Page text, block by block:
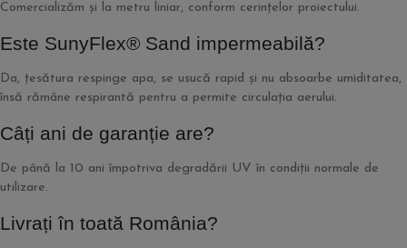
Comercializăm și la metru liniar, conform cerințelor proiectului.
Este SunyFlex® Sand impermeabilă?
Da, țesătura respinge apa, se usucă rapid și nu absoarbe umiditatea,
însă rămâne respirantă pentru a permite circulația aerului.
Câți ani de garanție are?
De până la 10 ani împotriva degradării UV în condiții normale de
utilizare.
Livrați în toată România?